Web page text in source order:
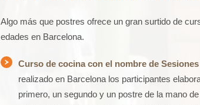
Algo más que postres ofrece un gran surtido de
edades en Barcelona.
Curso de cocina con el nombre de
realizado en Barcelona los participantes
primero, un segundo y un postre de la mano